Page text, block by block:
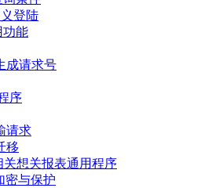
登陆
功能
成请求号
序
请求
移
想关报表通用程序
密与保护